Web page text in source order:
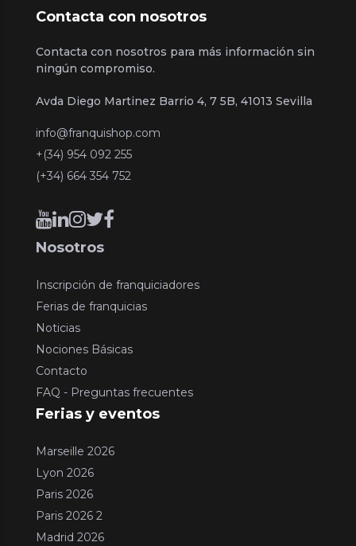
Contacta con nosotros
Contacta con nosotros para más información sin
ningún compromiso.
Avda Diego Martinez Barrio 4, 7 5B, 41013 Sevilla
info@franquishop.com
+(34) 954 092 255
(+34) 664 354 752
Nosotros
Inscripción de franquiciadores
Ferias de franquicias
Noticias
Nociones Básicas
Contacto
FAQ - Preguntas frecuentes
Ferias y eventos
Marseille 2026
Lyon 2026
Paris 2026
Paris 2026 2
Madrid 2026